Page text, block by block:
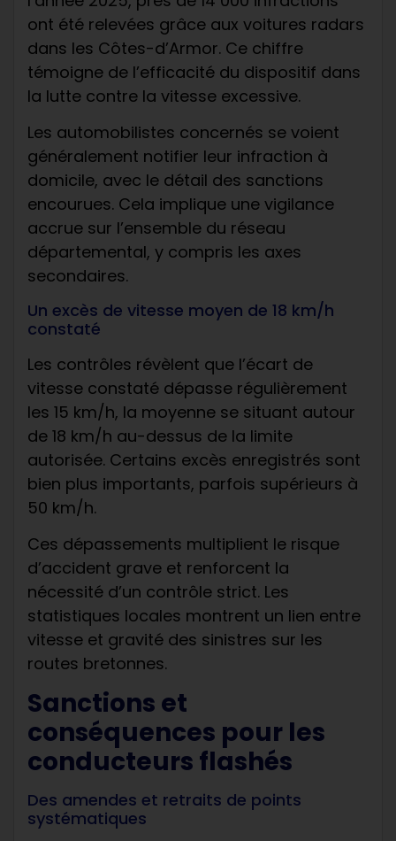
ont été relevées grâce aux voitures radars
dans les Côtes-d’Armor. Ce chiffre
témoigne de l’efficacité du dispositif dans
la lutte contre la vitesse excessive.
Les automobilistes concernés se voient
généralement notifier leur infraction à
domicile, avec le détail des sanctions
encourues. Cela implique une vigilance
accrue sur l’ensemble du réseau
départemental, y compris les axes
secondaires.
Un excès de vitesse moyen de 18 km/h
constaté
Les contrôles révèlent que l’écart de
vitesse constaté dépasse régulièrement
les 15 km/h, la moyenne se situant autour
de 18 km/h au-dessus de la limite
autorisée. Certains excès enregistrés sont
bien plus importants, parfois supérieurs à
50 km/h.
Ces dépassements multiplient le risque
d’accident grave et renforcent la
nécessité d’un contrôle strict. Les
statistiques locales montrent un lien entre
vitesse et gravité des sinistres sur les
routes bretonnes.
Sanctions et
conséquences pour les
conducteurs flashés
Des amendes et retraits de points
systématiques